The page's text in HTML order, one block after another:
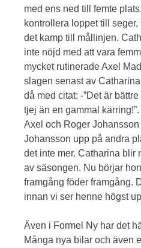
med ens ned till femte
kontrollera loppet till
det kamp till mållinjen.
inte nöjd med att vara
mycket rutinerade Axel
slagen senast av
då med citat: -”Det är
tjej än en gammal
Axel och Roger
Johansson upp på andra
det inte mer. Catharina blir
av säsongen. Nu börjar
framgång föder framgång.
innan vi ser henne högst
Även i Formel Ny har det
Många nya bilar och även